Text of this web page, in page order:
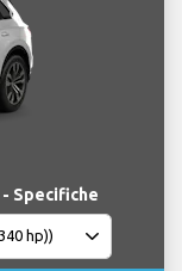
Specifiche